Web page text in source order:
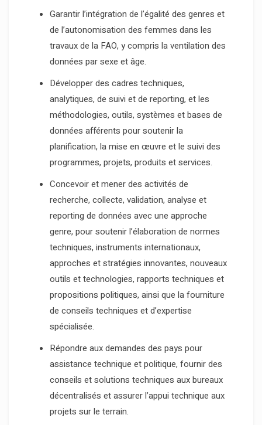
Garantir l’intégration de l’égalité des genres et
de l’autonomisation des femmes dans les
travaux de la FAO, y compris la ventilation des
données par sexe et âge.
Développer des cadres techniques,
analytiques, de suivi et de reporting, et les
méthodologies, outils, systèmes et bases de
données afférents pour soutenir la
planification, la mise en œuvre et le suivi des
programmes, projets, produits et services.
Concevoir et mener des activités de
recherche, collecte, validation, analyse et
reporting de données avec une approche
genre, pour soutenir l’élaboration de normes
techniques, instruments internationaux,
approches et stratégies innovantes, nouveaux
outils et technologies, rapports techniques et
propositions politiques, ainsi que la fourniture
de conseils techniques et d’expertise
spécialisée.
Répondre aux demandes des pays pour
assistance technique et politique, fournir des
conseils et solutions techniques aux bureaux
décentralisés et assurer l’appui technique aux
projets sur le terrain.